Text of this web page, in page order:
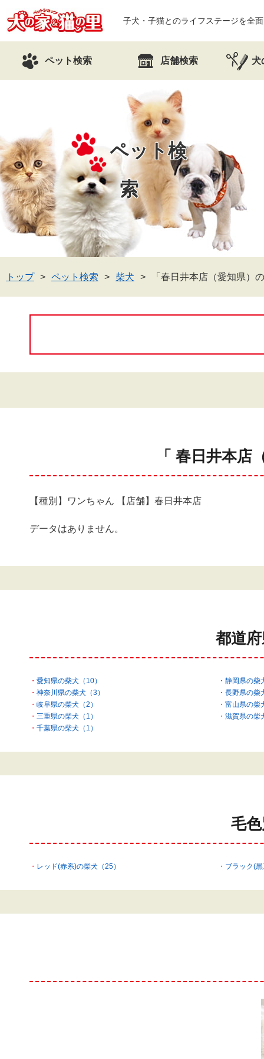
子犬・子猫とのライフステージを全
ペット検索 店舗検索 犬
ペット検
索
トップ ペット検索 柴犬 「春日井本店（愛知県）
「 春日井本
【種別】ワンちゃん 【店舗】春日井本店
データはありません。
都道
愛知県の柴犬（10）
静岡県の柴
神奈川県の柴犬（3）
長野県の柴
岐阜県の柴犬（2）
富山県の柴
三重県の柴犬（1）
滋賀県の柴
千葉県の柴犬（1）
毛
レッド(赤系)の柴犬（25） ブラック(